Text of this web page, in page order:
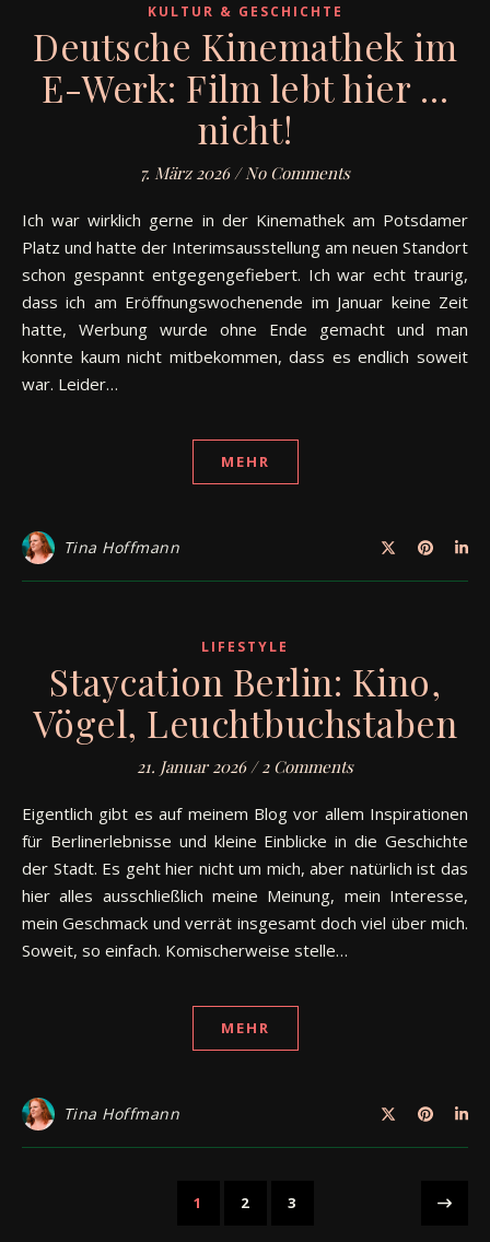
KULTUR & GESCHICHTE
Deutsche Kinemathek im
E-Werk: Film lebt hier …
nicht!
7. März 2026 / No Comments
Ich war wirklich gerne in der Kinemathek am Potsdamer
Platz und hatte der Interimsausstellung am neuen Standort
schon gespannt entgegengefiebert. Ich war echt traurig,
dass ich am Eröffnungswochenende im Januar keine Zeit
hatte, Werbung wurde ohne Ende gemacht und man
konnte kaum nicht mitbekommen, dass es endlich soweit
war. Leider…
MEHR
Tina Hoffmann
LIFESTYLE
Staycation Berlin: Kino,
Vögel, Leuchtbuchstaben
21. Januar 2026 / 2 Comments
Eigentlich gibt es auf meinem Blog vor allem Inspirationen
für Berlinerlebnisse und kleine Einblicke in die Geschichte
der Stadt. Es geht hier nicht um mich, aber natürlich ist das
hier alles ausschließlich meine Meinung, mein Interesse,
mein Geschmack und verrät insgesamt doch viel über mich.
Soweit, so einfach. Komischerweise stelle…
MEHR
Tina Hoffmann
1 2 3